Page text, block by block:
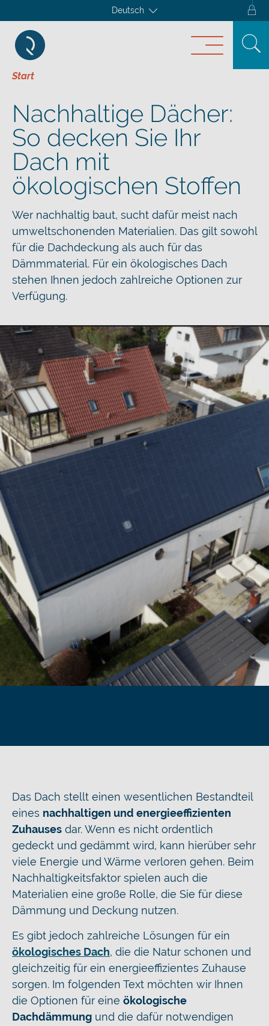
Deutsch
Start
Nachhaltige Dächer:
So decken Sie Ihr
Dach mit
ökologischen Stoffen
Wer nachhaltig baut, sucht dafür meist nach
umweltschonenden Materialien. Das gilt sowohl
für die Dachdeckung als auch für das
Dämmmaterial. Für ein ökologisches Dach
stehen Ihnen jedoch zahlreiche Optionen zur
Verfügung.
Das Dach stellt einen wesentlichen Bestandteil
eines nachhaltigen und energieeffizienten
Zuhauses dar. Wenn es nicht ordentlich
gedeckt und gedämmt wird, kann hierüber sehr
viele Energie und Wärme verloren gehen. Beim
Nachhaltigkeitsfaktor spielen auch die
Materialien eine große Rolle, die Sie für diese
Dämmung und Deckung nutzen.
Es gibt jedoch zahlreiche Lösungen für ein
ökologisches Dach, die die Natur schonen und
gleichzeitig für ein energieeffizientes Zuhause
sorgen. Im folgenden Text möchten wir Ihnen
die Optionen für eine ökologische
Dachdämmung und die dafür notwendigen